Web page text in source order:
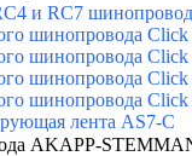
и RC7
шинопровода
шинопровода
шинопровода
шинопровода
лента AS7-C
AKAPP-